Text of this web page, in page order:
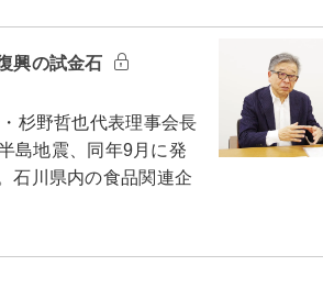
興の試金石
野哲也代表理事会長
島地震、同年9月に発
石川県内の食品関連企